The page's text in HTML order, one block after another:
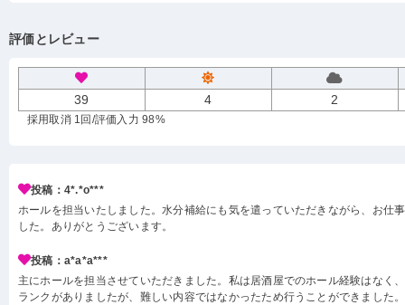
評価とレビュー
39 4 2
採用取消 1回 /評価入力 98%
投稿：4*.*o***
ホールを担当いたしました。水分補給にも気を遣っていただきながら、お仕
した。ありがとうございます。
投稿：a*a*a***
主にホールを担当させていただきました。私は居酒屋でのホール経験はなく
ランクがありましたが、難しい内容ではなかったため行うことができました